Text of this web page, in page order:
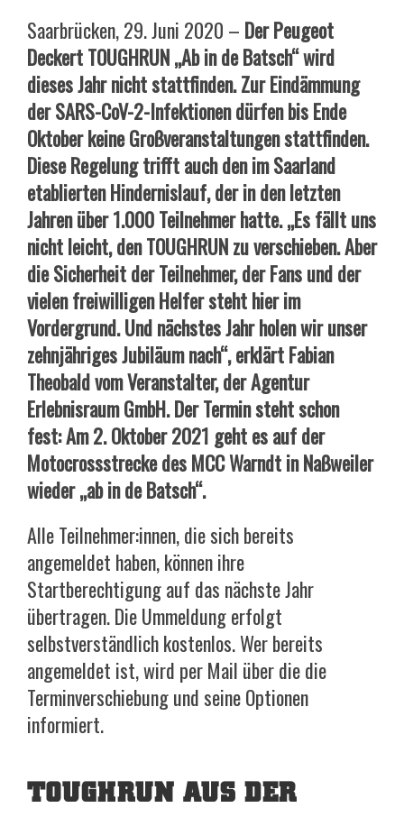
Saarbrücken, 29. Juni 2020 – Der Peugeot
Deckert TOUGHRUN „Ab in de Batsch“ wird
dieses Jahr nicht stattfinden. Zur Eindämmung
der SARS-CoV-2-Infektionen dürfen bis Ende
Oktober keine Großveranstaltungen stattfinden.
Diese Regelung trifft auch den im Saarland
etablierten Hindernislauf, der in den letzten
Jahren über 1.000 Teilnehmer hatte. „Es fällt uns
nicht leicht, den TOUGHRUN zu verschieben. Aber
die Sicherheit der Teilnehmer, der Fans und der
vielen freiwilligen Helfer steht hier im
Vordergrund. Und nächstes Jahr holen wir unser
zehnjähriges Jubiläum nach“, erklärt Fabian
Theobald vom Veranstalter, der Agentur
Erlebnisraum GmbH. Der Termin steht schon
fest: Am 2. Oktober 2021 geht es auf der
Motocrossstrecke des MCC Warndt in Naßweiler
wieder „ab in de Batsch“.
Alle Teilnehmer:innen, die sich bereits
angemeldet haben, können ihre
Startberechtigung auf das nächste Jahr
übertragen. Die Ummeldung erfolgt
selbstverständlich kostenlos. Wer bereits
angemeldet ist, wird per Mail über die die
Terminverschiebung und seine Optionen
informiert.
TOUGHRUN AUS DER